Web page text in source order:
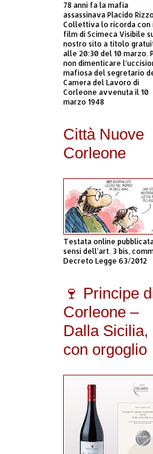
78 anni fa la mafia
assassinava Placido
Collettiva lo ricorda con
film di Scimeca Visibile
nostro sito a titolo
alle 20:30 del 10 marzo.
non dimenticare
mafiosa del segretario
Camera del Lavoro di
Corleone avvenuta il 10
marzo 1948
Città Nuove
Corleone
Testata online
sensi dell'art. 3 bis,
Decreto Legge 63/2012
🍷 Principe
Corleone –
Dalla Sicilia,
con orgoglio